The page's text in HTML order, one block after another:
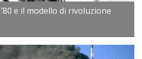
e il modello di rivoluzione